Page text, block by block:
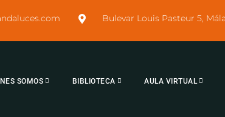
Bulevar Louis Pasteur 5,
SOMOS BIBLIOTECA AULA VIRTUAL